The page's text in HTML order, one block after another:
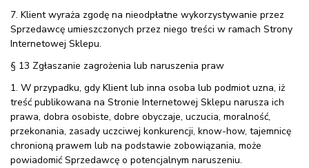
7. Klient wyraża zgodę na nieodpłatne wykorzystywanie przez
Sprzedawcę umieszczonych przez niego treści w ramach Strony
Internetowej Sklepu.
§ 13 Zgłaszanie zagrożenia lub naruszenia praw
1. W przypadku, gdy Klient lub inna osoba lub podmiot uzna, iż
treść publikowana na Stronie Internetowej Sklepu narusza ich
prawa, dobra osobiste, dobre obyczaje, uczucia, moralność,
przekonania, zasady uczciwej konkurencji, know-how, tajemnicę
chronioną prawem lub na podstawie zobowiązania, może
powiadomić Sprzedawcę o potencjalnym naruszeniu.